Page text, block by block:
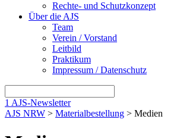
Rechte- und Schutzkonzept
Über die AJS
Team
Verein / Vorstand
Leitbild
Praktikum
Impressum / Datenschutz
1 AJS-Newsletter
AJS NRW > Materialbestellung > Medien